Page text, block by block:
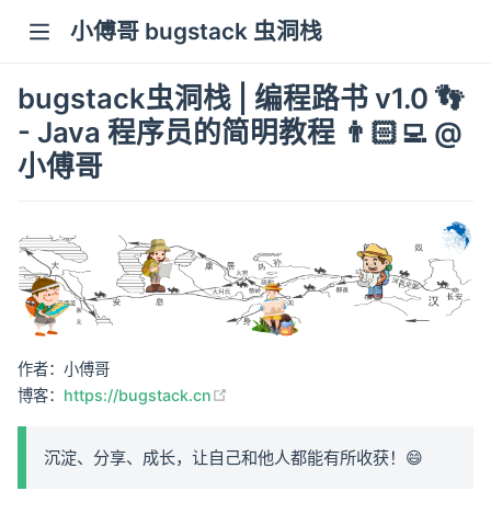
小傅哥 bugstack 虫洞栈
bugstack虫洞栈 | 编程路书 v1.0 👣
- Java 程序员的简明教程 👨🏻‍💻 @
小傅哥
作者：小傅哥
博客： https://bugstack.cn
沉淀、分享、成长，让自己和他人都能有所收获！😄